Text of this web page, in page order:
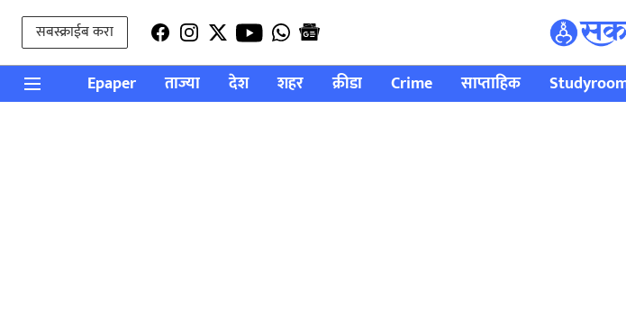
सबस्क्राईब करा
Epaper ताज्या देश शहर क्रीडा Crime साप्ताहिक